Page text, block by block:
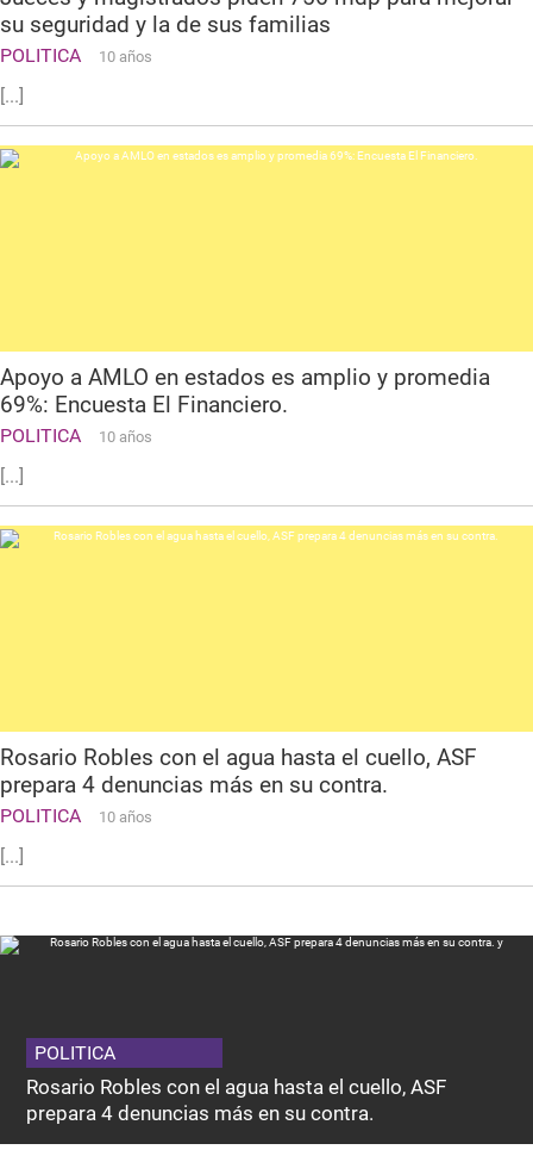
su seguridad y la de sus familias
POLITICA 10 años
[...]
Apoyo a AMLO en estados es amplio y promedia
69%: Encuesta El Financiero.
POLITICA 10 años
[...]
Rosario Robles con el agua hasta el cuello, ASF
prepara 4 denuncias más en su contra.
POLITICA 10 años
[...]
POLITICA
Rosario Robles con el agua hasta el cuello, ASF
prepara 4 denuncias más en su contra.